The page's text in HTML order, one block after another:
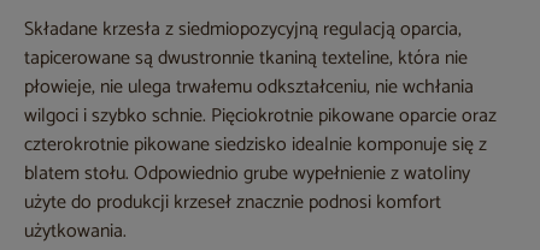
Składane krzesła z siedmiopozycyjną regulacją oparcia,
tapicerowane są dwustronnie tkaniną texteline, która nie
płowieje, nie ulega trwałemu odkształceniu, nie wchłania
wilgoci i szybko schnie. Pięciokrotnie pikowane oparcie oraz
czterokrotnie pikowane siedzisko idealnie komponuje się z
blatem stołu. Odpowiednio grube wypełnienie z watoliny
użyte do produkcji krzeseł znacznie podnosi komfort
użytkowania.